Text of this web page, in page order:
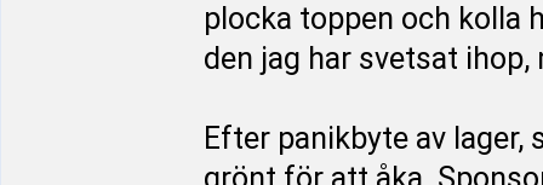
plocka toppen och kolla
den jag har svetsat
Efter panikbyte av